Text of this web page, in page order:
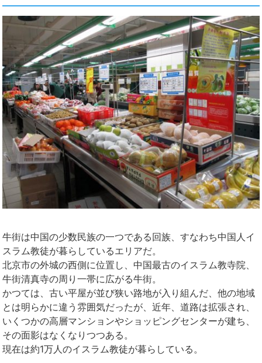
牛街は中国の少数民族の一つである回族、すなわち中国人イ
スラム教徒が暮らしているエリアだ。
北京市の外城の西側に位置し、中国最古のイスラム教寺院、
牛街清真寺の周り一帯に広がる牛街。
かつては、古い平屋が並び狭い路地が入り組んだ、他の地域
とは明らかに違う雰囲気だったが、近年、道路は拡張され、
いくつかの高層マンションやショッピングセンターが建ち、
その面影はなくなりつつある。
現在は約1万人のイスラム教徒が暮らしている。